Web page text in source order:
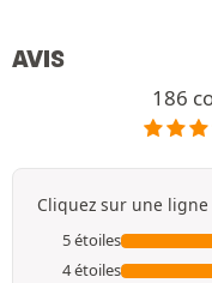
AVIS
186
Cliquez sur une
5 étoiles
4 étoiles